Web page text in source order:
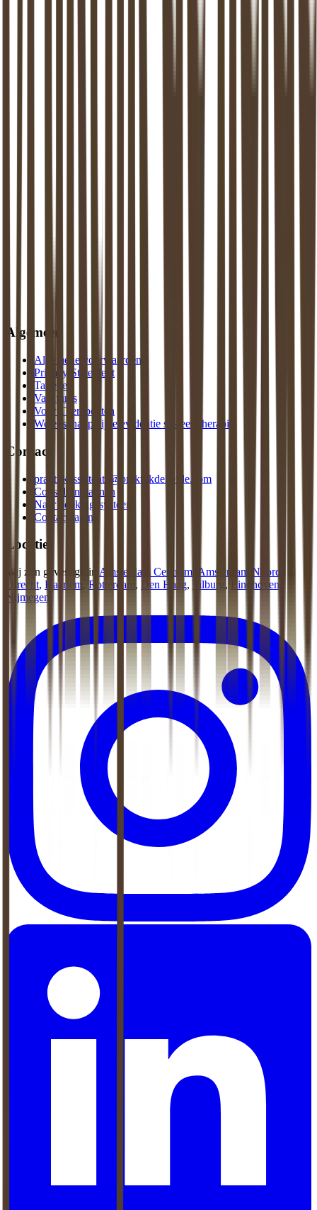
Algemeen
Algemene voorwaarden
Privacy Statement
Tarieven
Vacatures
Voor Therapeuten
Wetenschappelijke evidentie systeemtherapie
Contact
praktijkassistente@praktijkdeliefde.com
Consult inplannen
Naar boekingssysteem
Contactpagina
Locaties
Wij zijn gevestigd in Amsterdam Centrum Amsterdam Noord
Utrecht, Haarlem Rotterdam , Den Haag, Tilburg , Eindhoven
Nijmegen